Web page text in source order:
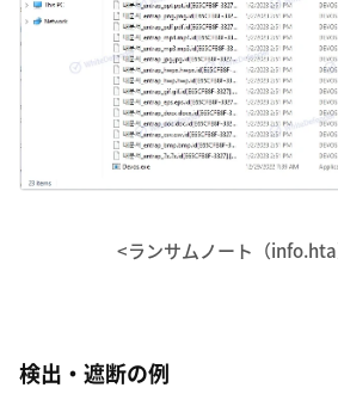
<ランサムノート（
検出・遮断の例